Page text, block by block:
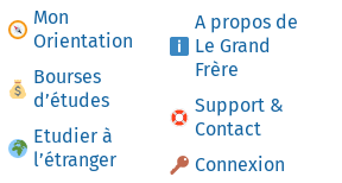
Mon
Orientation
Bourses
d’études
Etudier à
l’étranger
A propos de
Le Grand
Frère
Support &
Contact
Connexion